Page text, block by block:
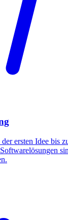
ersten Idee bis